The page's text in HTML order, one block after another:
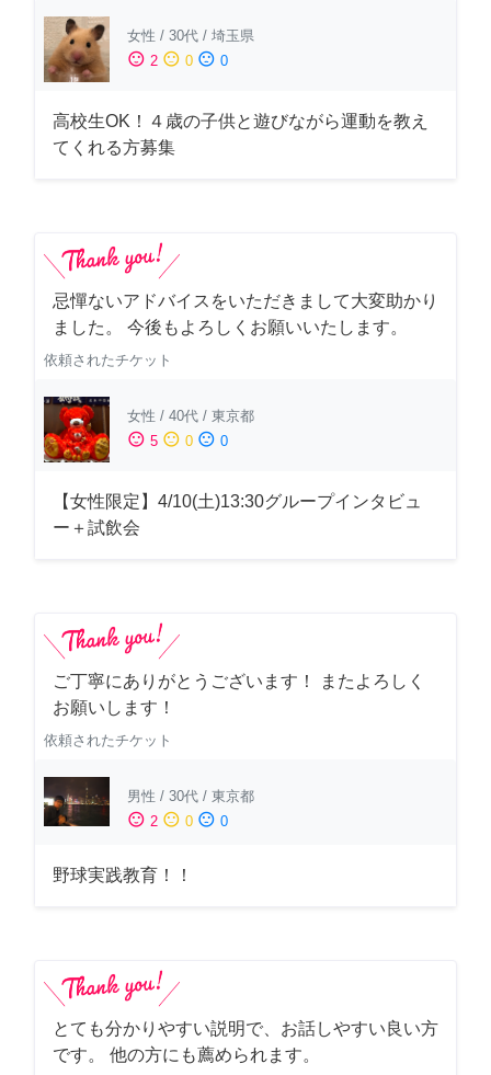
女性 / 30代 / 埼玉県
sentiment_satisfied 2 sentiment_neutral 0 sentiment_dissatisfied 0
高校生OK！４歳の子供と遊びながら運動を教え
てくれる方募集
忌憚ないアドバイスをいただきまして大変助かり
ました。 今後もよろしくお願いいたします。
依頼されたチケット
女性 / 40代 / 東京都
sentiment_satisfied 5 sentiment_neutral 0 sentiment_dissatisfied 0
【女性限定】4/10(土)13:30グループインタビュ
ー＋試飲会
ご丁寧にありがとうございます！ またよろしく
お願いします！
依頼されたチケット
男性 / 30代 / 東京都
sentiment_satisfied 2 sentiment_neutral 0 sentiment_dissatisfied 0
野球実践教育！！
とても分かりやすい説明で、お話しやすい良い方
です。 他の方にも薦められます。